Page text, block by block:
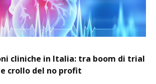
cliniche in Italia: tra boom di trial
crollo del no profit